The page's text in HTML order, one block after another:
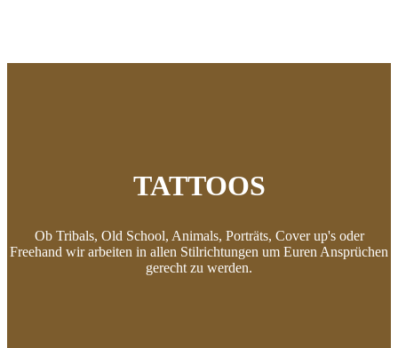
TATTOOS
Ob Tribals, Old School, Animals, Porträts, Cover up's oder
Freehand wir arbeiten in allen Stilrichtungen um Euren Ansprüchen
gerecht zu werden.